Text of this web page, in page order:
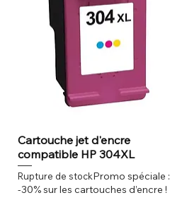
Cartouche jet d'encre
compatible HP 304XL
Rupture de stockPromo spéciale :
-30% sur les cartouches d’encre !